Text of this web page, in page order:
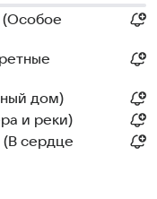
(Особое
дом)
и реки)
сердце